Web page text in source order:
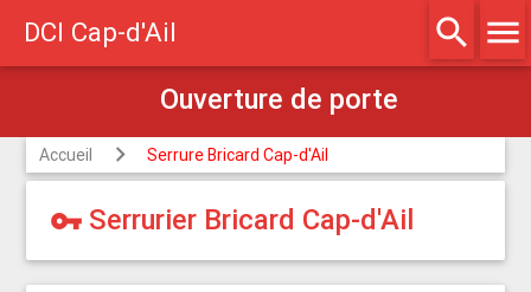
DCI Cap-d'Ail search menu
Ouverture de porte
Accueil Serrure Bricard Cap-d'Ail
vpn_key Serrurier Bricard Cap-d'Ail